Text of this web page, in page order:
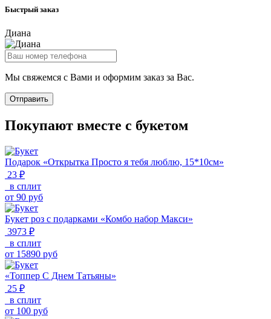
Быстрый заказ
Диана
Мы свяжемся с Вами и оформим заказ за Вас.
Отправить
Покупают вместе с букетом
Подарок «Открытка Просто я тебя люблю, 15*10см»
23 ₽
в сплит
от 90 руб
Букет роз с подарками «Комбо набор Макси»
3973 ₽
в сплит
от 15890 руб
«Топпер С Днем Татьяны»
25 ₽
в сплит
от 100 руб